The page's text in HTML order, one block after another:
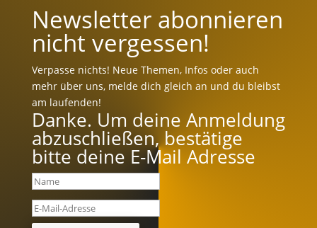
Newsletter abonnieren
nicht vergessen!
Verpasse nichts! Neue Themen, Infos oder auch
mehr über uns, melde dich gleich an und du bleibst
am laufenden!
Danke. Um deine Anmeldung
abzuschließen, bestätige
bitte deine E-Mail Adresse